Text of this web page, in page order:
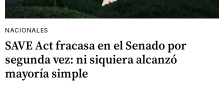
NACIONALES
SAVE Act fracasa en el Senado por
segunda vez: ni siquiera alcanzó
mayoría simple